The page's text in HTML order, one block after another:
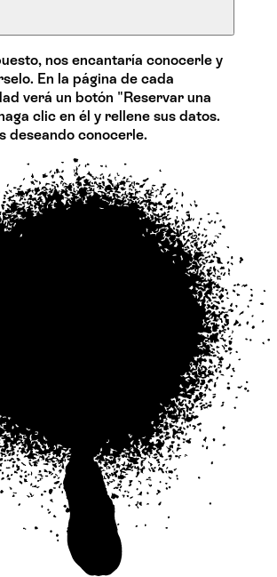
nos encantaría conocerle y
En la página de cada
verá un botón "Reservar una
clic en él y rellene sus datos.
deseando conocerle.